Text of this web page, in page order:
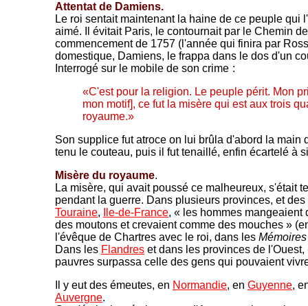
Attentat de Damiens.
Le roi sentait maintenant la haine de ce peuple qui
aimé. Il évitait Paris, le contournait par le Chemin
commencement de 1757 (l'année qui finira par
domestique, Damiens, le frappa dans le dos d'un
Interrogé sur le mobile de son crime-:
«C'est pour la religion. Le peuple périt. Mon
mon motif], ce fut la misère qui est aux trois
royaume.»
Son supplice fut atroce on lui brûla d'abord la main
tenu le couteau, puis il fut tenaillé, enfin écartelé à
Misère du royaume.
La misère, qui avait poussé ce malheureux, s'était
pendant la guerre. Dans plusieurs provinces, et
Touraine, Ile-de-France, « les hommes mangeaient
des moutons et crevaient comme des mouches »
l'évêque de Chartres avec le roi, dans les Mémoires
Dans les Flandres et dans les provinces de
pauvres surpassa celle des gens qui pouvaient
Il y eut des émeutes, en Normandie, en Guyenne,
Auvergne.